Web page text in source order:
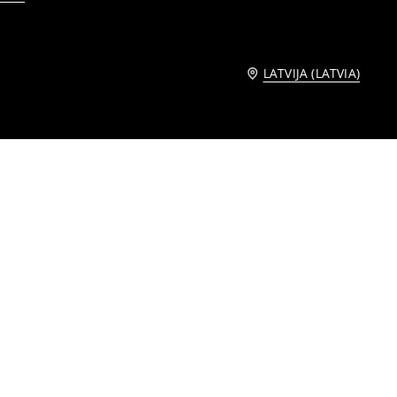
LATVIJA (LATVIA)